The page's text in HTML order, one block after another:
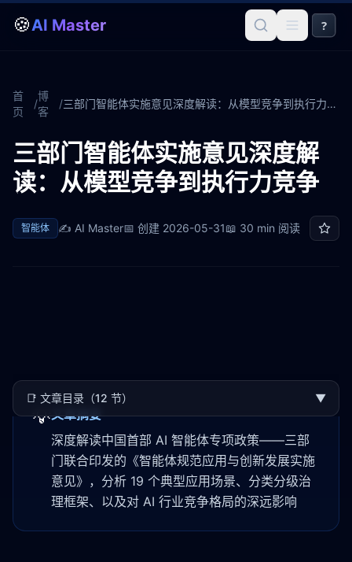
🍪AI Master ?
首
页
/
博
客
/ 三部门智能体实施意见深度解读：从模型竞争到执行力竞争
三部门智能体实施意见深度解
读：从模型竞争到执行力竞争
智能体 ✍️ AI Master📅 创建 2026-05-31📖 30 min 阅读
📑 文章目录（12 节） ▼
💡文章摘要
深度解读中国首部 AI 智能体专项政策——三部
门联合印发的《智能体规范应用与创新发展实施
意见》，分析 19 个典型应用场景、分类分级治
理框架、以及对 AI 行业竞争格局的深远影响